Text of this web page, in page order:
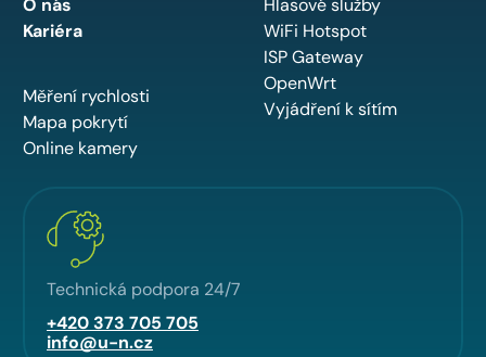
O nás
Kariéra
Měření rychlosti
Mapa pokrytí
Online kamery
Hlasové služby
WiFi Hotspot
ISP Gateway
OpenWrt
Vyjádření k sítím
Technická podpora 24/7
+420 373 705 705
info@u-n.cz